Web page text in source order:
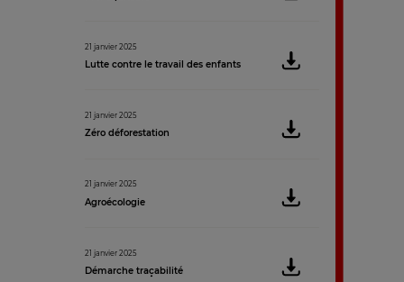
21 janvier 2025
Lutte contre le travail des enfants
21 janvier 2025
Zéro déforestation
21 janvier 2025
Agroécologie
21 janvier 2025
Démarche traçabilité